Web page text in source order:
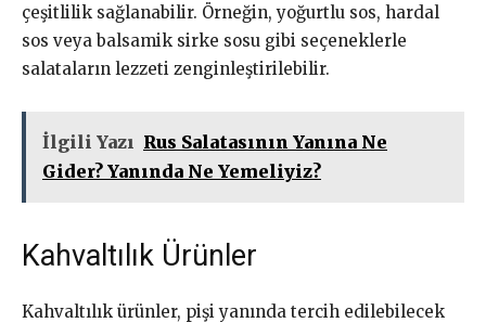
çeşitlilik sağlanabilir. Örneğin, yoğurtlu sos, hardal
sos veya balsamik sirke sosu gibi seçeneklerle
salataların lezzeti zenginleştirilebilir.
İlgili Yazı Rus Salatasının Yanına Ne
Gider? Yanında Ne Yemeliyiz?
Kahvaltılık Ürünler
Kahvaltılık ürünler, pişi yanında tercih edilebilecek